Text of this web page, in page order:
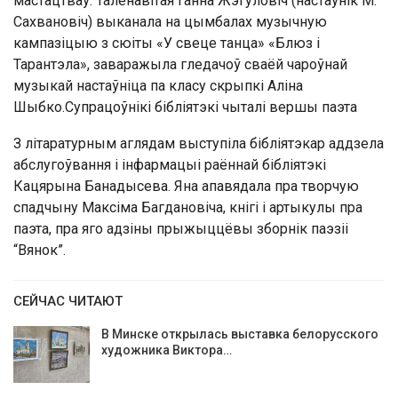
Сахвановіч) выканала на цымбалах музычную
кампазіцыю з сюіты «У свеце танца» «Блюз і
Тарантэла», заваражыла гледачоў сваёй чароўнай
музыкай настаўніца па класу скрыпкі Аліна
Шыбко.Супрацоўнікі бібліятэкі чыталі вершы паэта
З літаратурным аглядам выступіла бібліятэкар аддзела
абслугоўвання і інфармацыі раённай бібліятэкі
Кацярына Банадысева. Яна апавядала пра творчую
спадчыну Максіма Багдановіча, кнігі і артыкулы пра
паэта, пра яго адзіны прыжыццёвы зборнік паэзіі
“Вянок”.
СЕЙЧАС ЧИТАЮТ
В Минске открылась выставка белорусского
художника Виктора…